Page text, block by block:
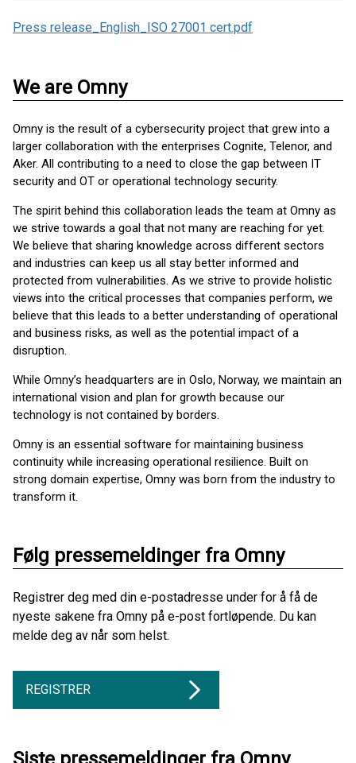
Press release_English_ISO 27001 cert.pdf
We are Omny
Omny is the result of a cybersecurity project that grew into a
larger collaboration with the enterprises Cognite, Telenor, and
Aker. All contributing to a need to close the gap between IT
security and OT or operational technology security.
The spirit behind this collaboration leads the team at Omny as
we strive towards a goal that not many are reaching for yet.
We believe that sharing knowledge across different sectors
and industries can keep us all stay better informed and
protected from vulnerabilities. As we strive to provide holistic
views into the critical processes that companies perform, we
believe that this leads to a better understanding of operational
and business risks, as well as the potential impact of a
disruption.
While Omny’s headquarters are in Oslo, Norway, we maintain an
international vision and plan for growth because our
technology is not contained by borders.
Omny is an essential software for maintaining business
continuity while increasing operational resilience. Built on
strong domain expertise, Omny was born from the industry to
transform it.
Følg pressemeldinger fra Omny
Registrer deg med din e-postadresse under for å få de
nyeste sakene fra Omny på e-post fortløpende. Du kan
melde deg av når som helst.
REGISTRER